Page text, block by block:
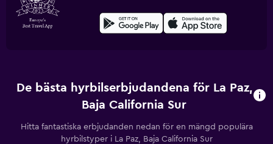
De bästa hyrbilserbjudandena för La Paz,
Baja California Sur
Hitta fantastiska erbjudanden nedan för en mängd populära
hyrbilstyper i La Paz, Baja California Sur